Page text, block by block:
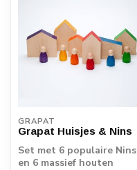
GRAPAT
Grapat Huisjes & Nins
Set met 6 populaire Nins
en 6 massief houten